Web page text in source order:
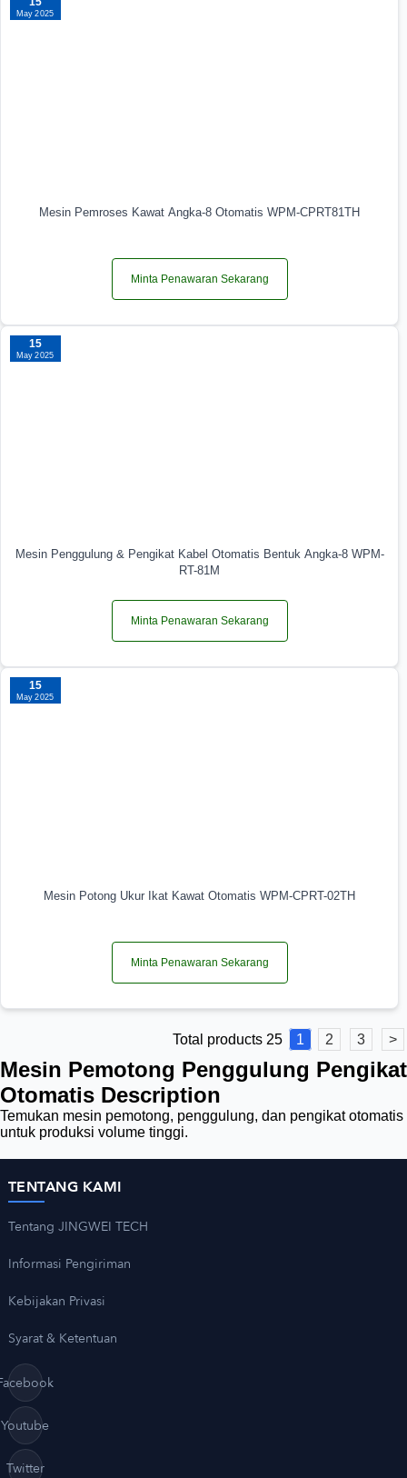
May 2025
Mesin Pemroses Kawat Angka-8 Otomatis WPM-CPRT81TH
Minta Penawaran Sekarang
15
May 2025
Mesin Penggulung & Pengikat Kabel Otomatis Bentuk Angka-8 WPM-
RT-81M
Minta Penawaran Sekarang
15
May 2025
Mesin Potong Ukur Ikat Kawat Otomatis WPM-CPRT-02TH
Minta Penawaran Sekarang
Total products 25 1 2 3 >
Mesin Pemotong Penggulung Pengikat
Otomatis Description
Temukan mesin pemotong, penggulung, dan pengikat otomatis
untuk produksi volume tinggi.
TENTANG KAMI
Tentang JINGWEI TECH
Informasi Pengiriman
Kebijakan Privasi
Syarat & Ketentuan
Youtube
Twitter